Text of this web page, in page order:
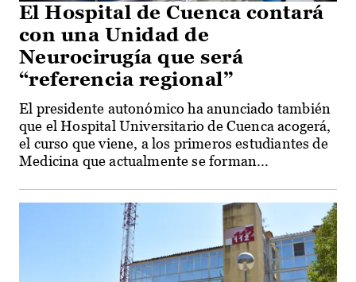
El Hospital de Cuenca contará
con una Unidad de
Neurocirugía que será
“referencia regional”
El presidente autonómico ha anunciado también
que el Hospital Universitario de Cuenca acogerá,
el curso que viene, a los primeros estudiantes de
Medicina que actualmente se forman...